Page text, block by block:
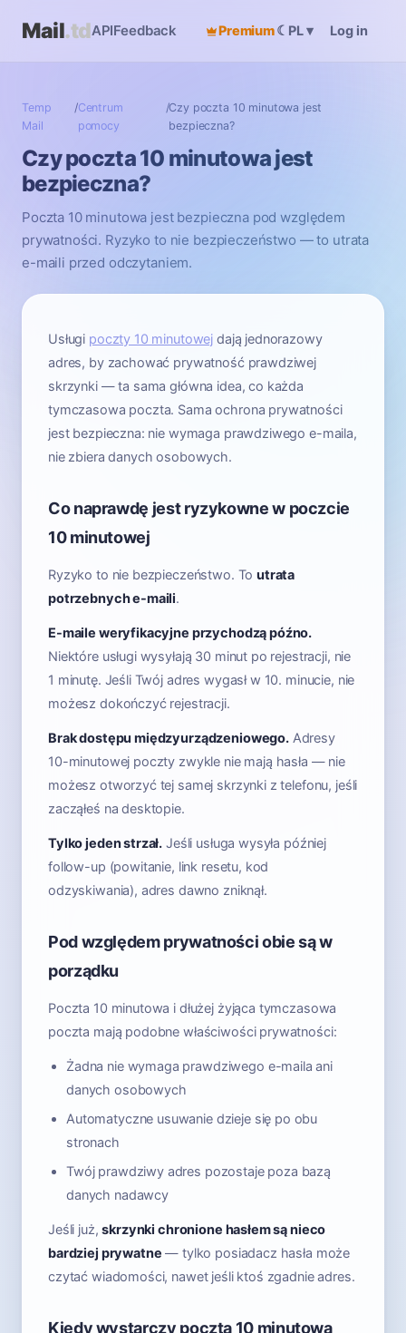
Mail.tdAPIFeedback Premium☾ PL▾ Log in
Temp
Mail
/Centrum
pomocy
/Czy poczta 10 minutowa jest
bezpieczna?
Czy poczta 10 minutowa jest
bezpieczna?
Poczta 10 minutowa jest bezpieczna pod względem
prywatności. Ryzyko to nie bezpieczeństwo — to utrata
e-maili przed odczytaniem.
Usługi poczty 10 minutowej dają jednorazowy
adres, by zachować prywatność prawdziwej
skrzynki — ta sama główna idea, co każda
tymczasowa poczta. Sama ochrona prywatności
jest bezpieczna: nie wymaga prawdziwego e-maila,
nie zbiera danych osobowych.
Co naprawdę jest ryzykowne w poczcie
10 minutowej
Ryzyko to nie bezpieczeństwo. Toutrata
potrzebnych e-maili.
E-maile weryfikacyjne przychodzą późno.
Niektóre usługi wysyłają 30 minut po rejestracji, nie
1 minutę. Jeśli Twój adres wygasł w 10. minucie, nie
możesz dokończyć rejestracji.
Brak dostępu międzyurządzeniowego.Adresy
10-minutowej poczty zwykle nie mają hasła — nie
możesz otworzyć tej samej skrzynki z telefonu, jeśli
zacząłeś na desktopie.
Tylko jeden strzał. Jeśli usługa wysyła później
follow-up (powitanie, link resetu, kod
odzyskiwania), adres dawno zniknął.
Pod względem prywatności obie są w
porządku
Poczta 10 minutowa i dłużej żyjąca tymczasowa
poczta mają podobne właściwości prywatności:
Żadna nie wymaga prawdziwego e-maila ani
danych osobowych
Automatyczne usuwanie dzieje się po obu
stronach
Twój prawdziwy adres pozostaje poza bazą
danych nadawcy
Jeśli już,skrzynki chronione hasłem są nieco
bardziej prywatne — tylko posiadacz hasła może
czytać wiadomości, nawet jeśli ktoś zgadnie adres.
Kiedy wystarczy poczta 10 minutowa